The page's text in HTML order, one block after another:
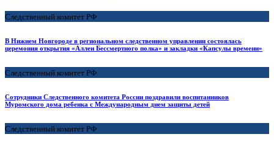
Следственный комитет РФ
В Нижнем Новгороде в региональном следственном управлении состоялась
церемония открытия «Аллеи Бессмертного полка» и закладки «Капсулы времени»
Следственный комитет РФ
Сотрудники Следственного комитета России поздравили воспитанников
Муромского дома ребенка с Международным днем защиты детей
Следственный комитет РФ